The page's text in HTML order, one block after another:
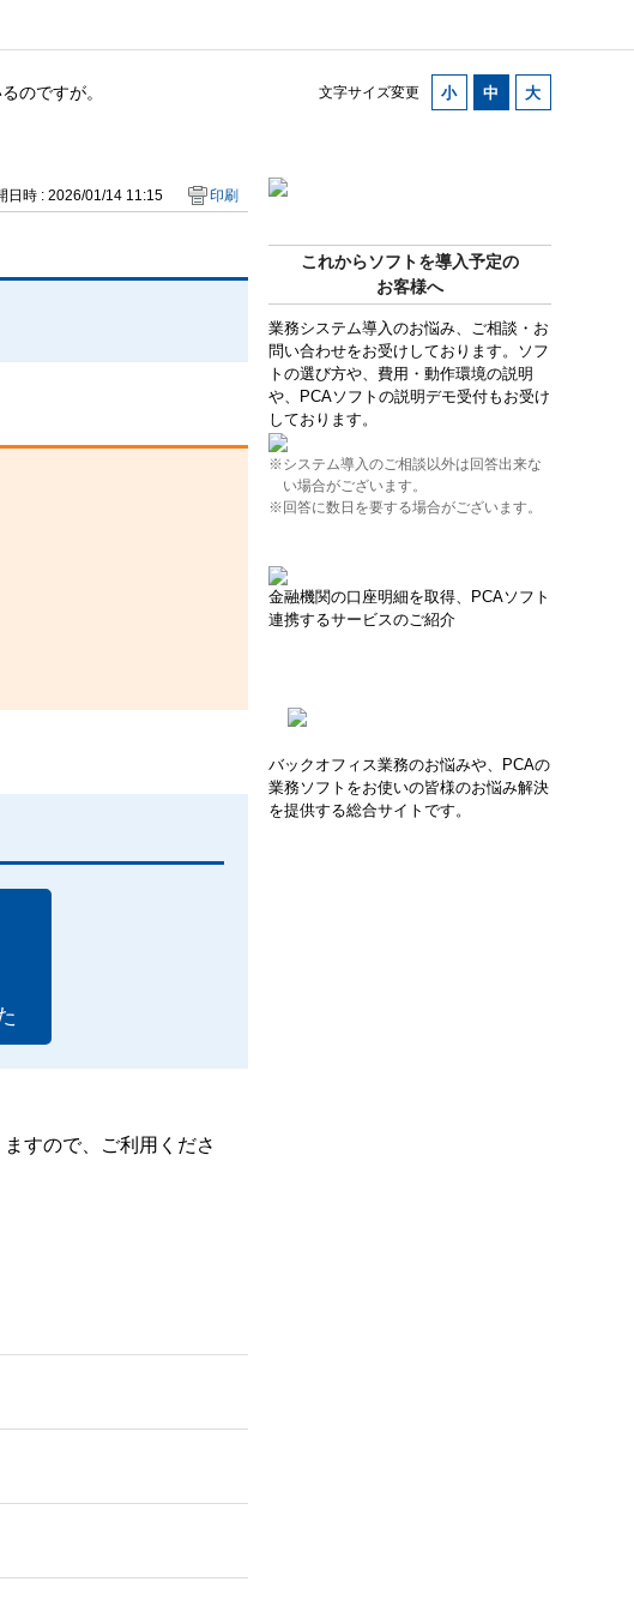
文字サイズ変更
のですが。
これからソフトを導入予定の
お客様へ
業務システム導入のお悩み、ご相談・お
問い合わせをお受けしております。ソフ
トの選び方や、費用・動作環境の説明
や、PCAソフトの説明デモ受付もお受け
しております。
※システム導入のご相談以外は回答出来な
い場合がございます。
※回答に数日を要する場合がございます。
金融機関の口座明細を取得、PCAソフト
連携するサービスのご紹介
バックオフィス業務のお悩みや、PCAの
業務ソフトをお使いの皆様のお悩み解決
を提供する総合サイトです。
日時 : 2026/01/14 11:15 印刷
すので、ご利用くださ